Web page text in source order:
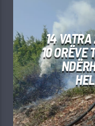
14
10 ORËVE